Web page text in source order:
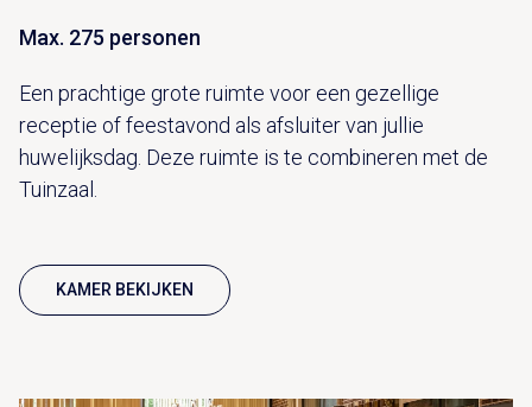
Max. 275 personen
Een prachtige grote ruimte voor een gezellige
receptie of feestavond als afsluiter van jullie
huwelijksdag. Deze ruimte is te combineren met de
Tuinzaal.
KAMER BEKIJKEN